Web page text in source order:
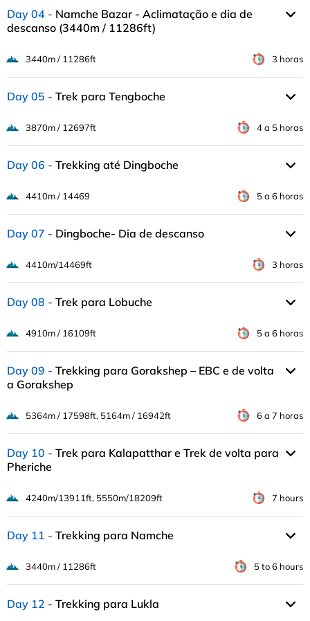
Day 04
Namche Bazar - Aclimatação e dia de
descanso (3440m / 11286ft)
3440m / 11286ft 3 horas
Day 05 Trek para Tengboche
3870m / 12697ft 4 a 5 horas
Day 06 Trekking até Dingboche
4410m / 14469 5 a 6 horas
Day 07 Dingboche- Dia de descanso
4410m/14469ft 3 horas
Day 08 Trek para Lobuche
4910m / 16109ft 5 a 6 horas
Day 09
Trekking para Gorakshep – EBC e de volta
a Gorakshep
5364m / 17598ft, 5164m / 16942ft 6 a 7 horas
Day 10
Trek para Kalapatthar e Trek de volta para
Pheriche
4240m/13911ft, 5550m/18209ft 7 hours
Day 11 Trekking para Namche
3440m / 11286ft 5 to 6 hours
Day 12 Trekking para Lukla